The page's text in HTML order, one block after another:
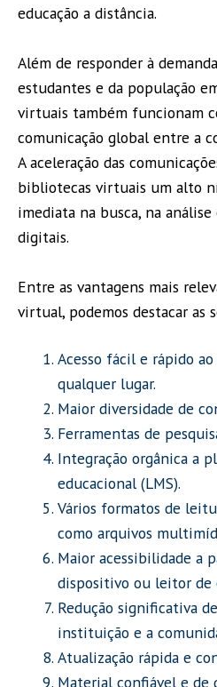
educação a distância.
Além de responder à
estudantes e da população
virtuais também funcionam
comunicação global entre a
A aceleração das
bibliotecas virtuais um alto
imediata na busca, na
digitais.
Entre as vantagens mais
virtual, podemos destacar as
Acesso fácil e rápido
qualquer lugar.
Maior diversidade de
Ferramentas de
Integração orgânica a
educacional (LMS).
Vários formatos de
como arquivos
Maior acessibilidade a
dispositivo ou leitor de
Redução significativa
instituição e a
Atualização rápida e
Material confiável e de